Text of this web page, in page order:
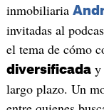
inmobiliaria
invitadas al
el tema de cómo
diversificaday
largo plazo. Un